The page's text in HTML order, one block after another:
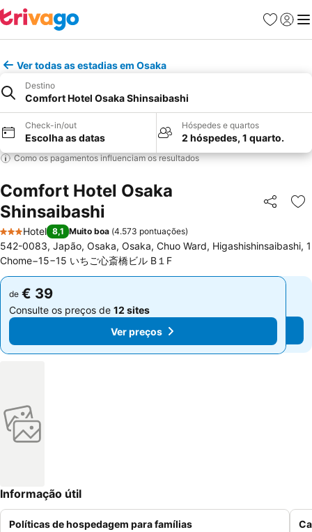
Favoritos
Iniciar
Ver todas as estadias em Osaka
Destino
Comfort Hotel Osaka Shinsaibashi
Check-in/out
Escolha as datas
Hóspedes e quartos
2 hóspedes, 1 quarto.
Como os pagamentos influenciam os resultados
Comfort Hotel Osaka
Shinsaibashi
Partilhar
3 Estrelas
Hotel 8,1 Muito boa (4.573 pontuações)
542-0083, Japão, Osaka, Osaka, Chuo Ward, Higashishinsaibashi, 1
Chome−15−15 いちご心斎橋ビル B１F
de € 39
Consulte os preços de 12 sites
Ver preços
de € 39
Consulte os preços de 12 sites
Ver preços
Informação útil
Políticas de hospedagem para famílias